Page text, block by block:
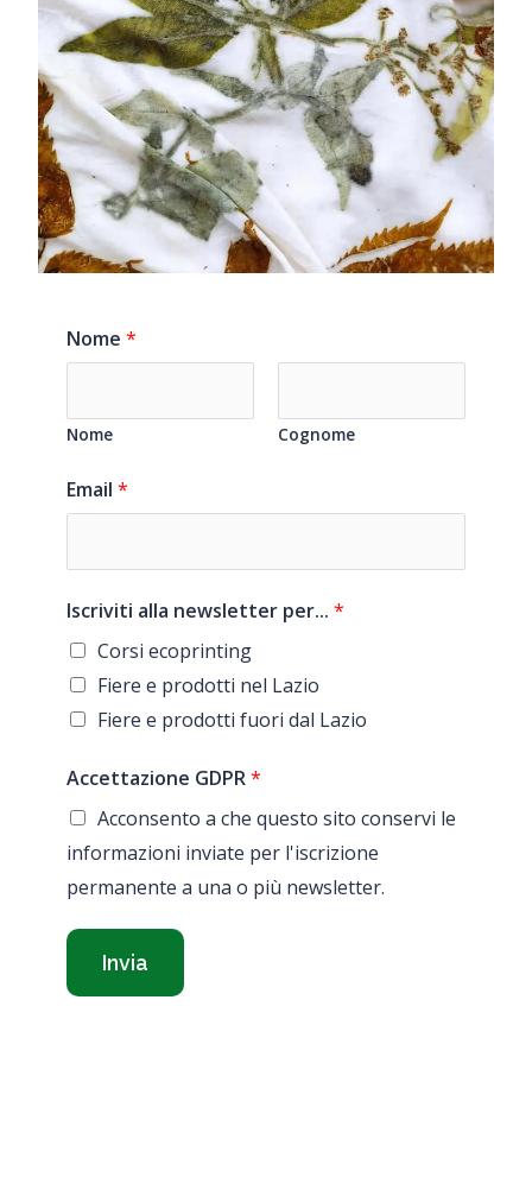
Nome *
Nome Cognome
Email *
Iscriviti alla newsletter per... *
Corsi ecoprinting
Fiere e prodotti nel Lazio
Fiere e prodotti fuori dal Lazio
Accettazione GDPR*
Acconsento a che questo sito conservi le
informazioni inviate per l'iscrizione
permanente a una o più newsletter.
Invia